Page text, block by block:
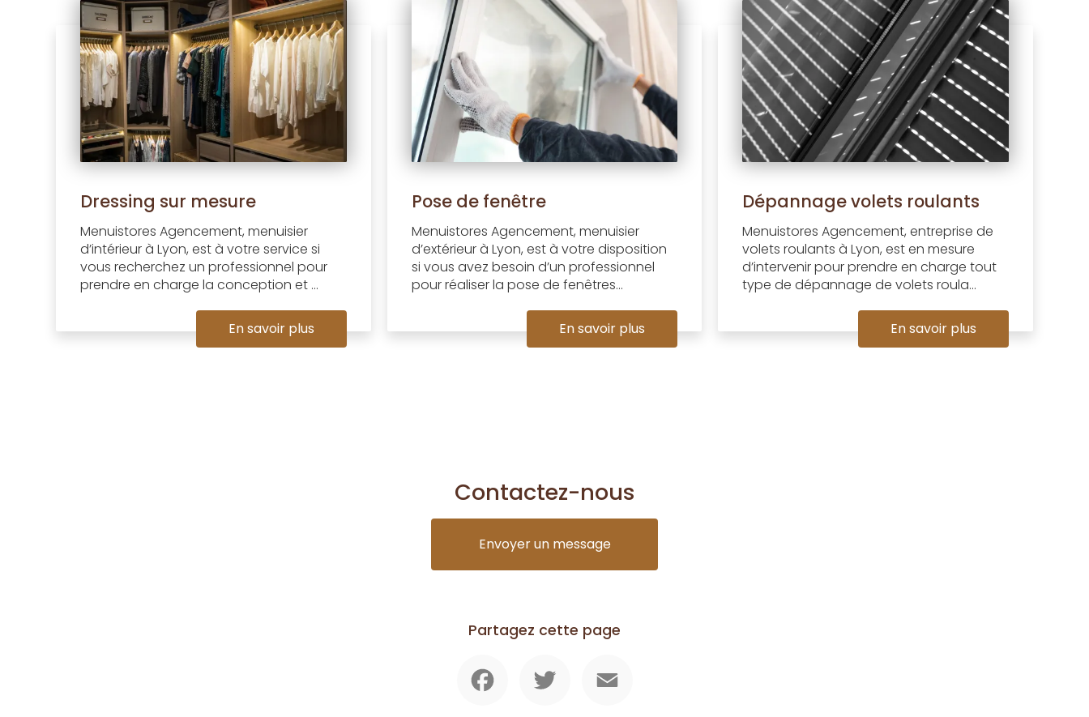
Dressing sur mesure
Menuistores Agencement, menuisier
d’intérieur à Lyon, est à votre service si
vous recherchez un professionnel pour
prendre en charge la conception et ...
En savoir plus
Pose de fenêtre
Menuistores Agencement, menuisier
d’extérieur à Lyon, est à votre disposition
si vous avez besoin d’un professionnel
pour réaliser la pose de fenêtres...
En savoir plus
Dépannage volets roulants
Menuistores Agencement, entreprise de
volets roulants à Lyon, est en mesure
d’intervenir pour prendre en charge tout
type de dépannage de volets roula...
En savoir plus
Contactez-nous
Envoyer un message
Partagez cette page